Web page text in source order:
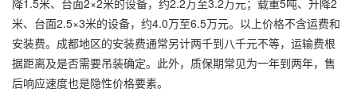
米、台面2.5×3米的设备，约4.0万至6.5万元。以上价格不含运费和
安装费。成都地区的安装费通常另计两千到八千元不等，运输费根
据距离及是否需要吊装确定。此外，质保期常见为一年到两年，售
后响应速度也是隐性价格要素。